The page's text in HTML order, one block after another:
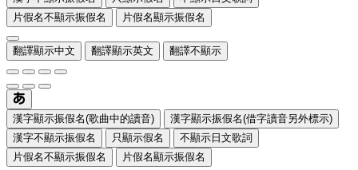
片假名不顯示振假名
片假名顯示振假名
翻譯顯示中文 翻譯顯示英文 翻譯不顯示
漢字顯示振假名(歌曲中的讀音)
漢字顯示振假名(借字讀音另外標示)
漢字不顯示振假名
只顯示假名
不顯示日文歌詞
片假名不顯示振假名
片假名顯示振假名